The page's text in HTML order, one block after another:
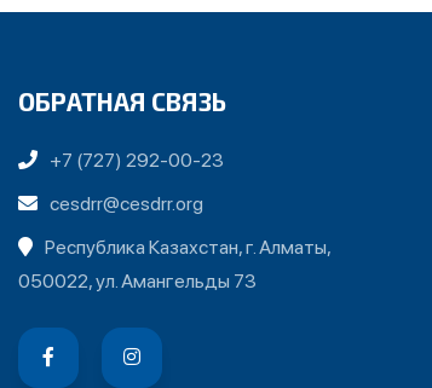
ОБРАТНАЯ СВЯЗЬ
+7 (727) 292-00-23
cesdrr@cesdrr.org
Республика Казахстан, г. Алматы,
050022, ул. Амангельды 73